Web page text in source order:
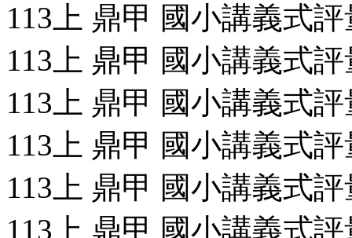
113上 鼎甲 國小講義式
113上 鼎甲 國小講義式
113上 鼎甲 國小講義式
113上 鼎甲 國小講義式
113上 鼎甲 國小講義式
113上 鼎甲 國小講義式